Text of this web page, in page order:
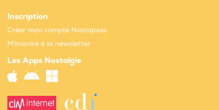
Inscription
Créer mon compte Nostapass
M'inscrire à la newsletter
Les Apps Nostalgie